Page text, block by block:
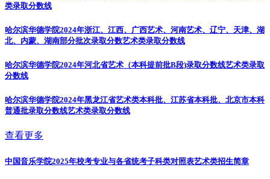
类录取分数线
哈尔滨华德学院2024年浙江、江西、广西艺术、河南艺术、辽宁、天津、湖
北、内蒙、湖南部分批次录取分数艺术类录取分数线
哈尔滨华德学院2024年河北省艺术（本科提前批B段)录取分数线艺术类录取
分数线
哈尔滨华德学院2024年黑龙江省艺术类本科批、江苏省本科批、北京市本科
普通批录取分数线艺术类录取分数线
查看更多
中国音乐学院2025年校考专业与各省统考子科类对照表艺术类招生简章